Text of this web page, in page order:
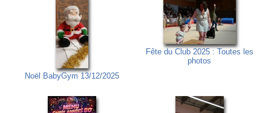
Noël BabyGym 13/12/2025
Fête du Club 2025 : Toutes les
photos